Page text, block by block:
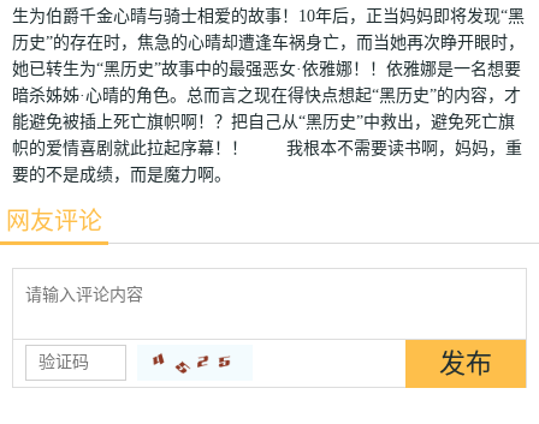
生为伯爵千金心晴与骑士相爱的故事！10年后，正当妈妈即将发现“黑
历史”的存在时，焦急的心晴却遭逢车祸身亡，而当她再次睁开眼时，
她已转生为“黑历史”故事中的最强恶女·依雅娜！！依雅娜是一名想要
暗杀姊姊·心晴的角色。总而言之现在得快点想起“黑历史”的内容，才
能避免被插上死亡旗帜啊！？把自己从“黑历史”中救出，避免死亡旗
帜的爱情喜剧就此拉起序幕！！ 我根本不需要读书啊，妈妈，重
要的不是成绩，而是魔力啊。
网友评论